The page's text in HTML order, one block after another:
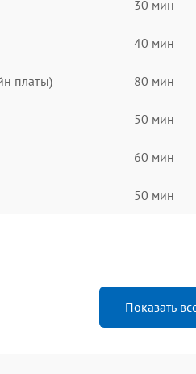
30 мин
40 мин
платы) 80 мин
50 мин
60 мин
50 мин
Показать